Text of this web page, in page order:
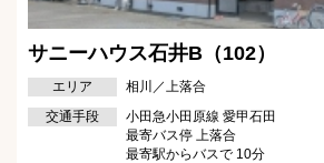
サニーハウス石井B（102）
エリア
相川／上落合
交通手段
小田急小田原線 愛甲石田
最寄バス停 上落合
最寄駅からバスで 10分